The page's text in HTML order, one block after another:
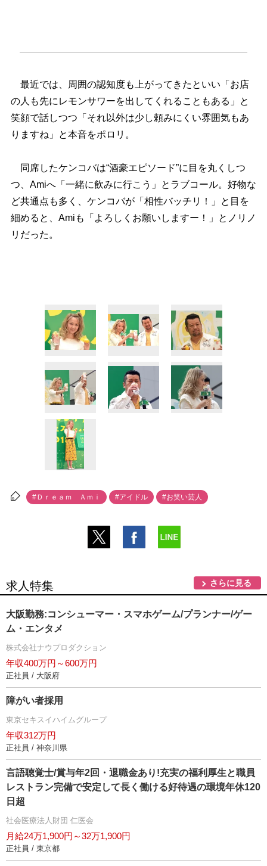
最近では、周囲の認知度も上がってきたといい「お店
の人も先にレモンサワーを出してくれることもある」と
笑顔で話しつつ「それ以外は少し頼みにくい雰囲気もあ
りますね」と本音をポロリ。
同席したケンコバは“酒豪エピソード”に目を丸くしつ
つ、Amiへ「一緒に飲みに行こう」とラブコール。好物な
ど共通点も多く、ケンコバが「相性バッチリ！」と目を
細めると、Amiも「よろしくお願いしますー！」とノリノ
リだった。
#Ｄｒｅａｍ Ａｍｉ #アイドル #お笑い芸人
求人特集 さらに見る
大阪勤務:コンシューマー・スマホゲーム/プランナー/ゲー
ム・エンタメ
株式会社ナウプロダクション
年収400万円～600万円
正社員 / 大阪府
障がい者採用
東京セキスイハイムグループ
年収312万円
正社員 / 神奈川県
言語聴覚士/賞与年2回・退職金あり!充実の福利厚生と職員
レストラン完備で安定して長く働ける好待遇の環境年休120
日超
社会医療法人財団 仁医会
月給24万1,900円～32万1,900円
正社員 / 東京都